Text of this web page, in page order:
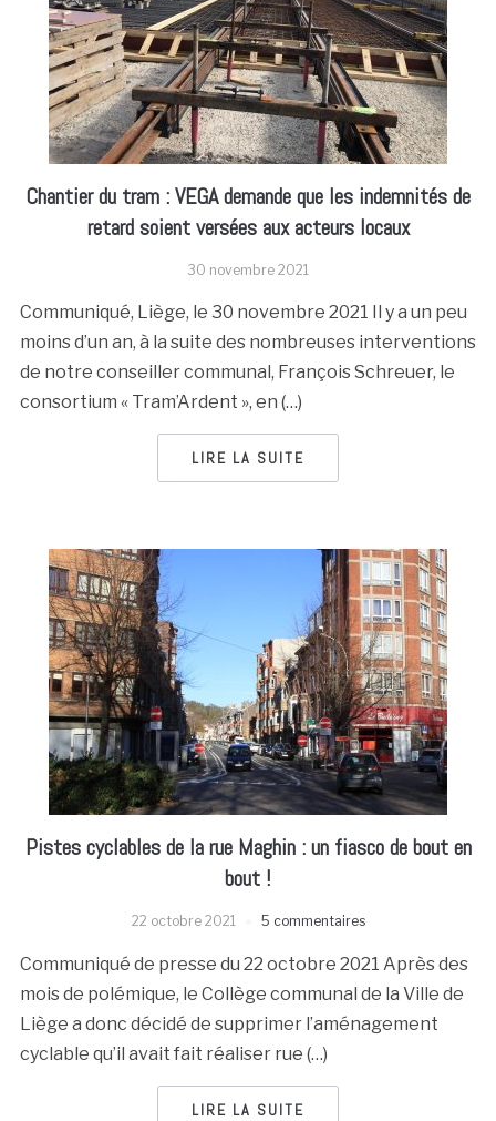
Chantier du tram : VEGA demande que les indemnités de
retard soient versées aux acteurs locaux
30 novembre 2021
Communiqué, Liège, le 30 novembre 2021 Il y a un peu
moins d’un an, à la suite des nombreuses interventions
de notre conseiller communal, François Schreuer, le
consortium « Tram’Ardent », en (…)
LIRE LA SUITE
Pistes cyclables de la rue Maghin : un fiasco de bout en
bout !
22 octobre 2021 5 commentaires
Communiqué de presse du 22 octobre 2021 Après des
mois de polémique, le Collège communal de la Ville de
Liège a donc décidé de supprimer l’aménagement
cyclable qu’il avait fait réaliser rue (…)
LIRE LA SUITE